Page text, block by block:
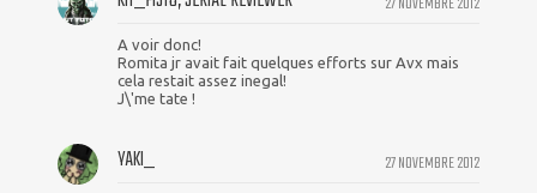
A voir donc!
Romita jr avait fait quelques efforts sur Avx mais
cela restait assez inegal!
J\'me tate !
27 NOVEMBRE 2012
YAKI_